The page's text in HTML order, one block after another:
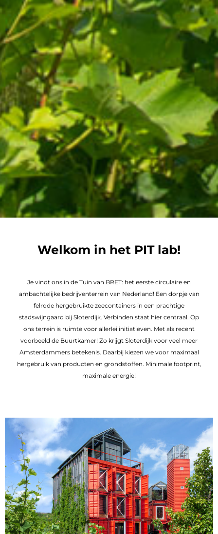
Welkom in het PIT lab!
Je vindt ons in de Tuin van BRET: het eerste circulaire en
ambachtelijke bedrijventerrein van Nederland! Een dorpje van
felrode hergebruikte zeecontainers in een prachtige
stadswijngaard bij Sloterdijk. Verbinden staat hier centraal. Op
ons terrein is ruimte voor allerlei initiatieven. Met als recent
voorbeeld de Buurtkamer! Zo krijgt Sloterdijk voor veel meer
Amsterdammers betekenis. Daarbij kiezen we voor maximaal
hergebruik van producten en grondstoffen. Minimale footprint,
maximale energie!